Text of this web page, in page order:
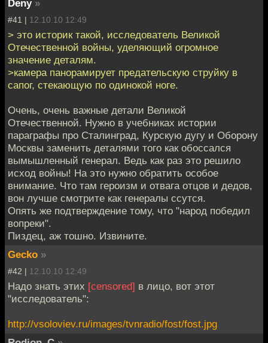
Deny »
#41 | 12.10.10 12:49
> это историк такой, исследователь Великой
Отечественной войны, уделяющий огромное
значение деталям.
>камера панорамирует предательскую струйку в
сапог, стекающую по одинокой ноге.
Очень, очень важные детали Великой
Отечественной. Нужно в учебниках истории
параграфы про Сталинград, Курскую дугу и Оборону
Москвы заменить деталями того как обоссался
вымышленный генерал. Ведь как раз это решило
исход войны! На это нужно обратить особое
внимание. Что там героизм и отвага отцов и дедов,
вон лучше смотрите как генералы ссутся.
Опять же подтверждение тому, что "народ победил
вопреки".
Пиздец, аж тошно. Извините.
Gecko »
#42 | 12.10.10 12:49
Надо знать этих [censored] в лицо, вот этот
"исследователь":
http://vsoloviev.ru/images/tvnradio/fost/fost.jpg